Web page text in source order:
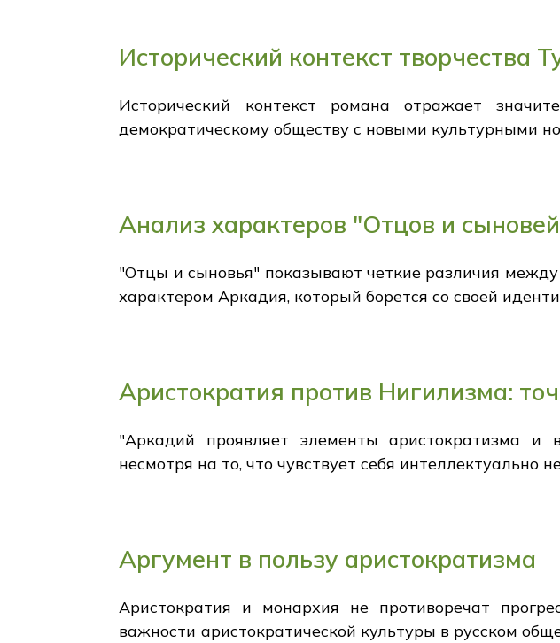
Исторический контекст творчества
Исторический контекст романа отражает
демократическому обществу с новыми культурными
Анализ характеров "Отцов и
"Отцы и сыновья" показывают четкие различия
характером Аркадия, который борется со своей
Аристократия против Нигилизма:
"Аркадий проявляет элементы аристократизма и
несмотря на то, что чувствует себя интеллектуально
Аргумент в пользу аристократизма
Аристократия и монархия не противоречат
важности аристократической культуры в русском